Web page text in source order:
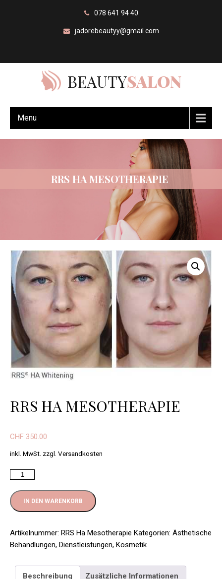
078 641 94 40
jadorebeautyy@gmail.com
Menu
RRS HA MESOTHERAPIE
RRS HA MESOTHERAPIE
CHF 350.00
inkl. MwSt. zzgl. Versandkosten
Anzahl
IN DEN WARENKORB
Artikelnummer: RRS Ha Mesotherapie Kategorien: Ästhetische
Behandlungen, Dienstleistungen, Kosmetik
Beschreibung Zusätzliche Informationen